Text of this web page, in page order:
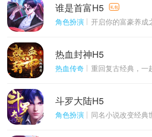
千百度h5
游戏
谁是首富H5 礼包
角色扮演 开启你的富豪养成
千百度h5
游戏
热血封神H5
热血传奇 重回复古经典，一起并肩作
千百度h5
游戏
斗罗大陆H5
角色扮演 同名小说改变经典